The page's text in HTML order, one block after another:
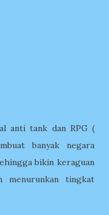
anti tank dan RPG (
banyak negara
bikin keraguan
menurunkan tingkat